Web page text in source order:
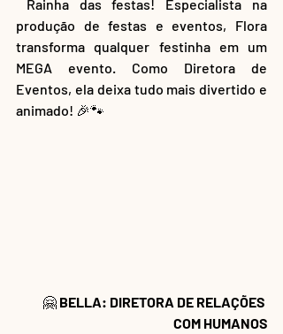
produção de festas e eventos, Flora
transforma qualquer festinha em um
MEGA evento. Como Diretora de
Eventos, ela deixa tudo mais divertido e
animado! 🎉🐾
🤗 BELLA: DIRETORA DE RELAÇÕES
COM HUMANOS